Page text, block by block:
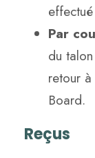
Par
du
retour
Board.
Reçus